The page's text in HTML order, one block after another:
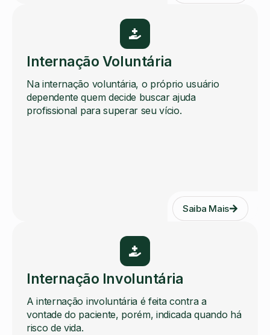
Internação Voluntária
Na internação voluntária, o próprio usuário
dependente quem decide buscar ajuda
profissional para superar seu vício.
Saiba Mais
Internação Involuntária
A internação involuntária é feita contra a
vontade do paciente, porém, indicada quando há
risco de vida.